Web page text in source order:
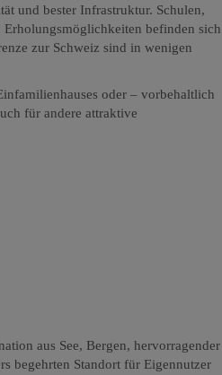
und bester Infrastruktur. Schulen,
befinden sich
zur Schweiz sind in wenigen
oder – vorbehaltlich
für andere attraktive
aus See, Bergen, hervorragender
begehrten Standort für Eigennutzer